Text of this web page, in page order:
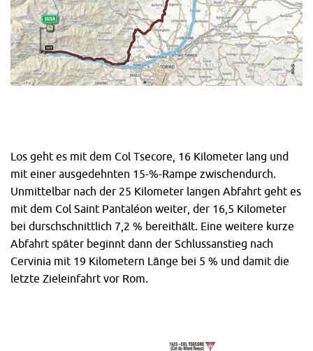
Los geht es mit dem Col Tsecore, 16 Kilometer lang und
mit einer ausgedehnten 15-%-Rampe zwischendurch.
Unmittelbar nach der 25 Kilometer langen Abfahrt geht es
mit dem Col Saint Pantaléon weiter, der 16,5 Kilometer
bei durschschnittlich 7,2 % bereithält. Eine weitere kurze
Abfahrt später beginnt dann der Schlussanstieg nach
Cervinia mit 19 Kilometern Länge bei 5 % und damit die
letzte Zieleinfahrt vor Rom.